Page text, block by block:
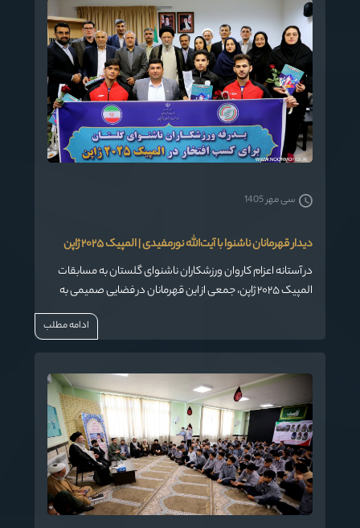
دیدار قهرمانان ناشنوا با آیت‌الله نورمفیدی | المپیک ۲۰۲۵ ژاپن
در آستانه اعزام کاروان ورزشکاران ناشنوای گلستان به مسابقات
المپیک ۲۰۲۵ ژاپن، جمعی از این قهرمانان در فضایی صمیمی به
دیدار آیت‌الله سیدکاظم نورمفیدی، نماینده ولی‌فقیه در استان
سی مهر 1405
ادامه مطلب